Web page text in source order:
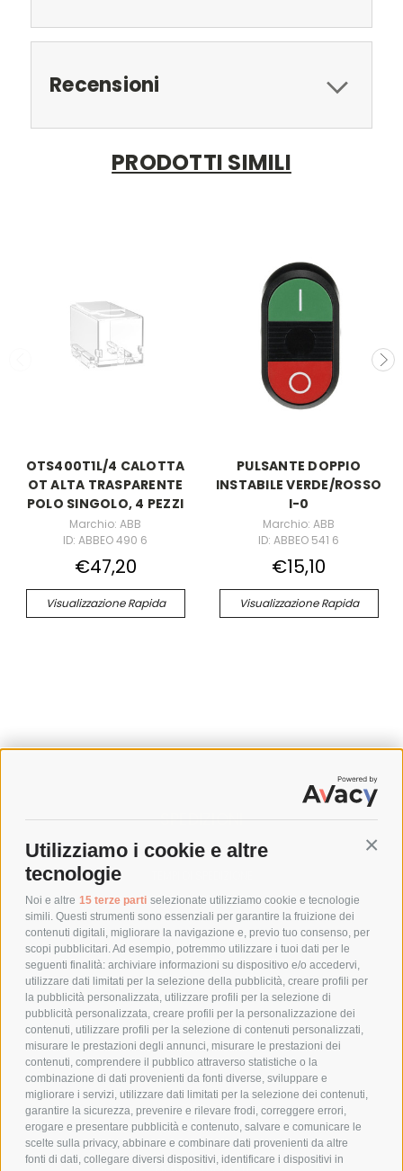
Utilizziamo i cookie e altre
tecnologie
Noi e altre 15 terze parti selezionate utilizziamo cookie e tecnologie
simili. Questi strumenti sono essenziali per garantire la fruizione dei
contenuti digitali, migliorare la navigazione e, previo tuo consenso, per
scopi pubblicitari. Ad esempio, potremmo utilizzare i tuoi dati per le
seguenti finalità: archiviare informazioni su dispositivo e/o accedervi,
utilizzare dati limitati per la selezione della pubblicità, creare profili per
la pubblicità personalizzata, utilizzare profili per la selezione di
pubblicità personalizzata, creare profili per la personalizzazione dei
contenuti, utilizzare profili per la selezione di contenuti personalizzati,
misurare le prestazioni degli annunci, misurare le prestazioni dei
contenuti, comprendere il pubblico attraverso statistiche o la
combinazione di dati provenienti da fonti diverse, sviluppare e
migliorare i servizi, utilizzare dati limitati per la selezione dei contenuti,
garantire la sicurezza, prevenire e rilevare frodi, correggere errori,
erogare e presentare pubblicità e contenuto, salvare e comunicare le
scelte sulla privacy, abbinare e combinare dati provenienti da altre
fonti di dati, collegare diversi dispositivi, identificare i dispositivi in
Recensioni
PRODOTTI SIMILI
OTS400T1L/4 CALOTTA
OT ALTA TRASPARENTE
POLO SINGOLO, 4 PEZZI
Marchio: ABB
ID: ABBEO 490 6
€47,20
Visualizzazione Rapida
PULSANTE DOPPIO
INSTABILE VERDE/ROSSO
I-0
Marchio: ABB
ID: ABBEO 541 6
€15,10
Visualizzazione Rapida
SPEDIZIONI
COSTI DI SPEDIZIONE
POLITICA DI RESO
POLICY
PRIVACY POLICY
COOKIE POLICY
PAGAMENTI SICURI
AZIENDA
CHI SIAMO
MARCHI TRATTATI